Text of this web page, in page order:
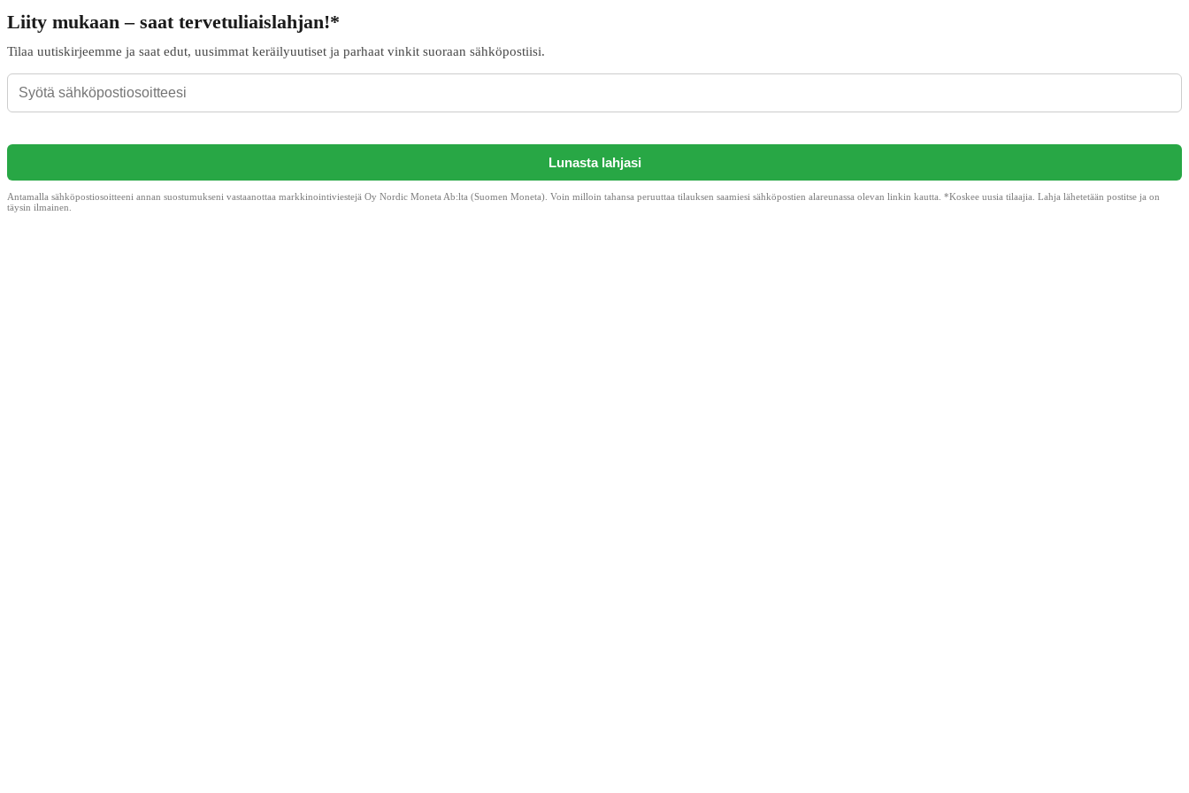
Liity mukaan – saat tervetuliaislahjan!*
Tilaa uutiskirjeemme ja saat edut, uusimmat keräilyuutiset ja parhaat vinkit suoraan sähköpostiisi.
Lunasta lahjasi
Antamalla sähköpostiosoitteeni annan suostumukseni vastaanottaa markkinointiviestejä Oy Nordic Moneta Ab:lta (Suomen Moneta). Voin milloin tahansa peruuttaa tilauksen saamiesi sähköpostien alareunassa olevan linkin kautta. *Koskee uusia tilaajia. Lahja lähetetään postitse ja on
täysin ilmainen.